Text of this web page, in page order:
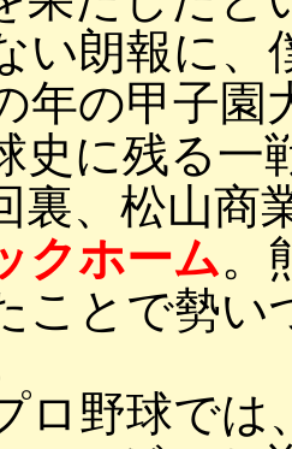
い朗報に、
年の甲子園
史に残る一
裏、松山商
クホーム。
ことで勢い
ロ野球では